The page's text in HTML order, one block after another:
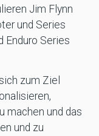
Jim Flynn
und Series
Enduro Series
zum Ziel
machen und das
und zu